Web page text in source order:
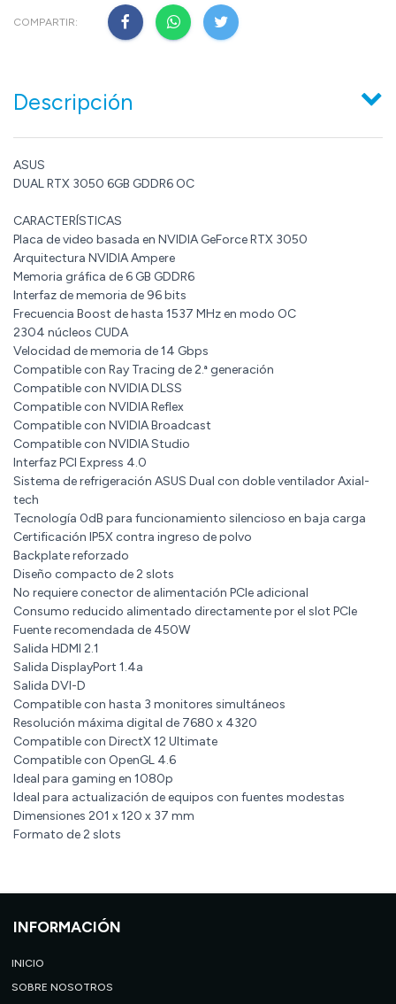
COMPARTIR:
Descripción
ASUS
DUAL RTX 3050 6GB GDDR6 OC
CARACTERÍSTICAS
Placa de video basada en NVIDIA GeForce RTX 3050
Arquitectura NVIDIA Ampere
Memoria gráfica de 6 GB GDDR6
Interfaz de memoria de 96 bits
Frecuencia Boost de hasta 1537 MHz en modo OC
2304 núcleos CUDA
Velocidad de memoria de 14 Gbps
Compatible con Ray Tracing de 2.ª generación
Compatible con NVIDIA DLSS
Compatible con NVIDIA Reflex
Compatible con NVIDIA Broadcast
Compatible con NVIDIA Studio
Interfaz PCI Express 4.0
Sistema de refrigeración ASUS Dual con doble ventilador Axial-
tech
Tecnología 0dB para funcionamiento silencioso en baja carga
Certificación IP5X contra ingreso de polvo
Backplate reforzado
Diseño compacto de 2 slots
No requiere conector de alimentación PCIe adicional
Consumo reducido alimentado directamente por el slot PCIe
Fuente recomendada de 450W
Salida HDMI 2.1
Salida DisplayPort 1.4a
Salida DVI-D
Compatible con hasta 3 monitores simultáneos
Resolución máxima digital de 7680 x 4320
Compatible con DirectX 12 Ultimate
Compatible con OpenGL 4.6
Ideal para gaming en 1080p
Ideal para actualización de equipos con fuentes modestas
Dimensiones 201 x 120 x 37 mm
Formato de 2 slots
INFORMACIÓN
INICIO
SOBRE NOSOTROS